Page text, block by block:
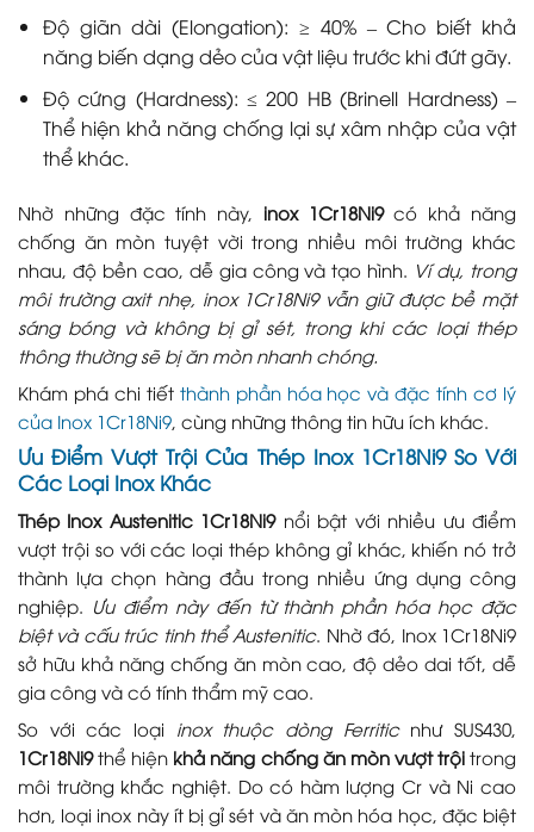
Độ giãn dài (Elongation): ≥ 40% – Cho biết khả
năng biến dạng dẻo của vật liệu trước khi đứt gãy.
Độ cứng (Hardness): ≤ 200 HB (Brinell Hardness) –
Thể hiện khả năng chống lại sự xâm nhập của vật
thể khác.
Nhờ những đặc tính này, inox 1Cr18Ni9có khả năng
chống ăn mòn tuyệt vời trong nhiều môi trường khác
nhau, độ bền cao, dễ gia công và tạo hình. Ví dụ, trong
môi trường axit nhẹ, inox 1Cr18Ni9 vẫn giữ được bề mặt
sáng bóng và không bị gỉ sét, trong khi các loại thép
thông thường sẽ bị ăn mòn nhanh chóng.
Khám phá chi tiết thành phần hóa học và đặc tính cơ lý
của Inox 1Cr18Ni9 , cùng những thông tin hữu ích khác.
Ưu Điểm Vượt Trội Của Thép Inox 1Cr18Ni9 So Với
Các Loại Inox Khác
Thép Inox Austenitic 1Cr18Ni9nổi bật với nhiều ưu điểm
vượt trội so với các loại thép không gỉ khác, khiến nó trở
thành lựa chọn hàng đầu trong nhiều ứng dụng công
nghiệp. Ưu điểm này đến từ thành phần hóa học đặc
biệt và cấu trúc tinh thể Austenitic. Nhờ đó, Inox 1Cr18Ni9
sở hữu khả năng chống ăn mòn cao, độ dẻo dai tốt, dễ
gia công và có tính thẩm mỹ cao.
So với các loại inox thuộc dòng Ferriticnhư SUS430,
1Cr18Ni9thể hiện khả năng chống ăn mòn vượt trộitrong
môi trường khắc nghiệt. Do có hàm lượng Cr và Ni cao
hơn, loại inox này ít bị gỉ sét và ăn mòn hóa học, đặc biệt